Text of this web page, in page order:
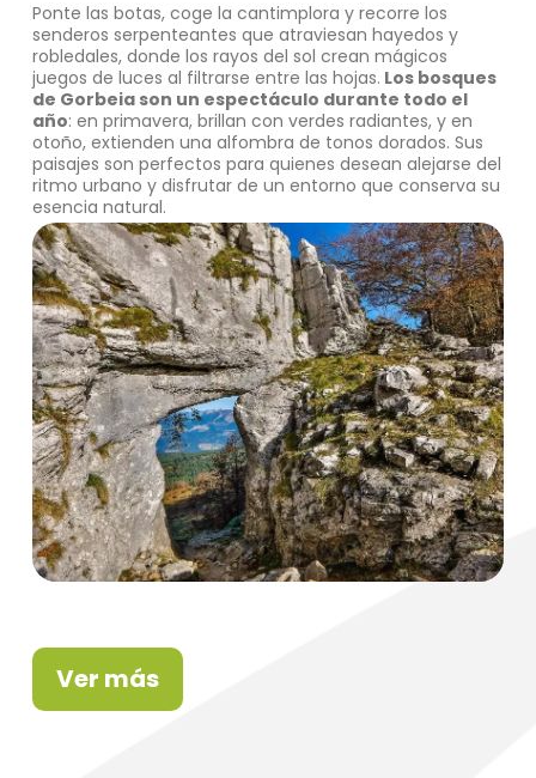
Ponte las botas, coge la cantimplora y recorre los
senderos serpenteantes que atraviesan hayedos y
robledales, donde los rayos del sol crean mágicos
juegos de luces al filtrarse entre las hojas. Los bosques
de Gorbeia son un espectáculo durante todo el
año: en primavera, brillan con verdes radiantes, y en
otoño, extienden una alfombra de tonos dorados. Sus
paisajes son perfectos para quienes desean alejarse del
ritmo urbano y disfrutar de un entorno que conserva su
esencia natural.
Ver más